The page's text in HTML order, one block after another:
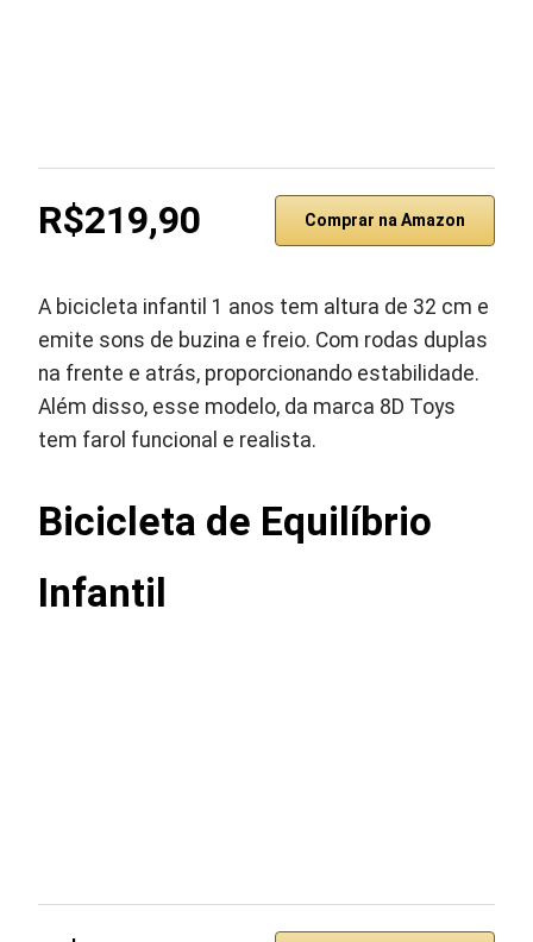
R$219,90 Comprar na Amazon
A bicicleta infantil 1 anos tem altura de 32 cm e
emite sons de buzina e freio. Com rodas duplas
na frente e atrás, proporcionando estabilidade.
Além disso, esse modelo, da marca 8D Toys
tem farol funcional e realista.
Bicicleta de Equilíbrio
Infantil